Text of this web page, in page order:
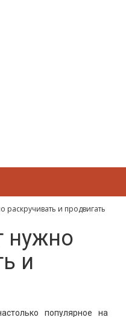
раскручивать и продвигать
нужно
и
популярное на